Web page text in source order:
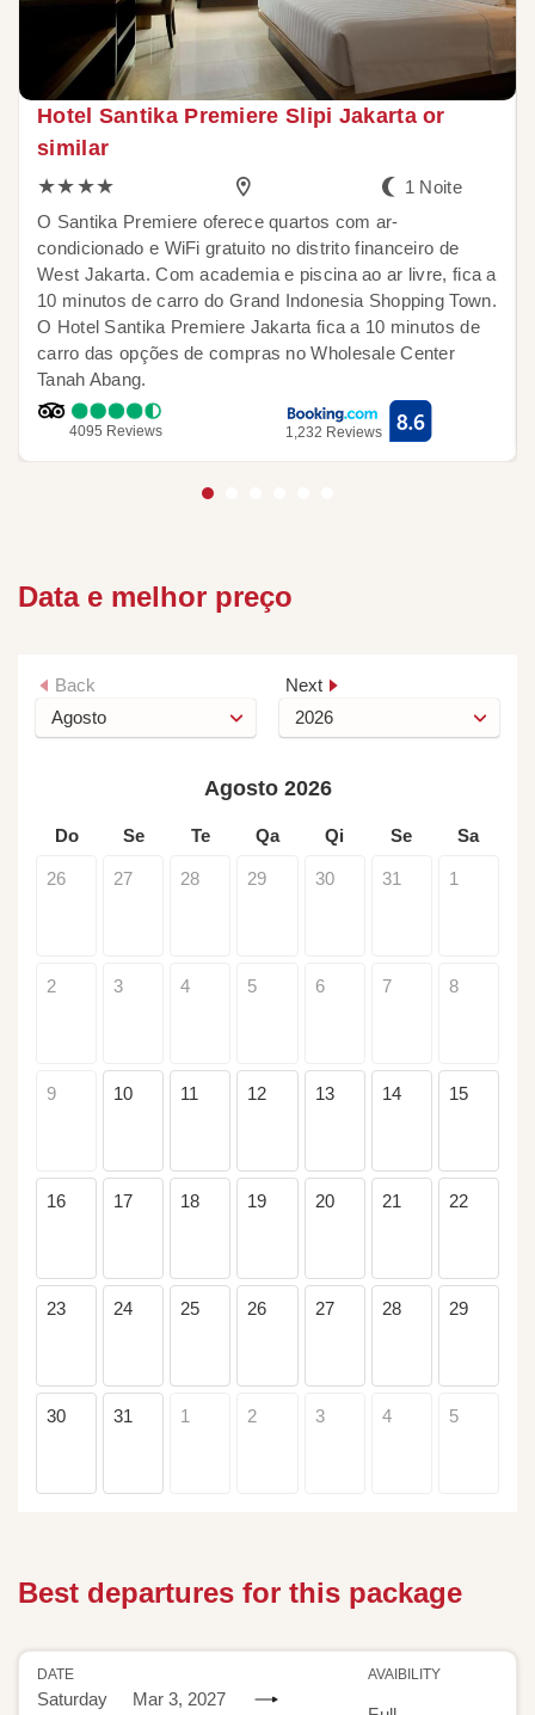
Hotel Santika Premiere Slipi Jakarta or
similar
★★★★
1 Noite
O Santika Premiere oferece quartos com ar-
condicionado e WiFi gratuito no distrito financeiro de
West Jakarta. Com academia e piscina ao ar livre, fica a
10 minutos de carro do Grand Indonesia Shopping Town.
O Hotel Santika Premiere Jakarta fica a 10 minutos de
carro das opções de compras no Wholesale Center
Tanah Abang.
4095 Reviews 1,232 Reviews
Data e melhor preço
Back Next
Agosto 2026
Do Se Te Qa Qi Se Sa
26 27 28 29 30 31 1
2 3 4 5 6 7 8
9 10 11 12 13 14 15
16 17 18 19 20 21 22
23 24 25 26 27 28 29
30 31 1 2 3 4 5
Best departures for this package
DATE AVAIBILITY
Saturday Mar 3, 2027